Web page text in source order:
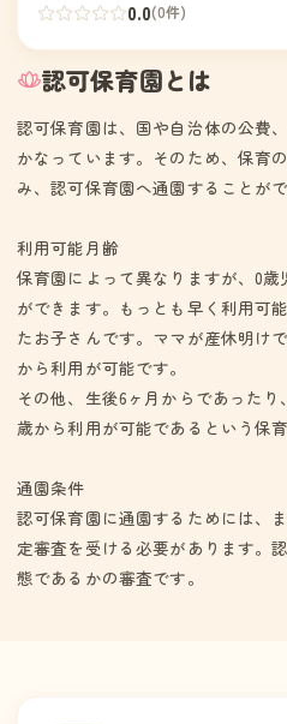
0.0(0件)
認可保育園とは
認可保育園は、国や自治体の公費
かなっています。そのため、保育
み、認可保育園へ通園することがで
利用可能月齢
保育園によって異なりますが、0
ができます。もっとも早く利用可
たお子さんです。ママが産休明け
から利用が可能です。
その他、生後6ヶ月からであった
歳から利用が可能であるという保
通園条件
認可保育園に通園するためには、
定審査を受ける必要があります。
態であるかの審査です。